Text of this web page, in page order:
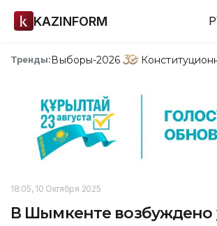
KAZINFORM
Тренды:Выборы-2026
18:05, 10 Октября 2025
В Шымкенте возбуждено